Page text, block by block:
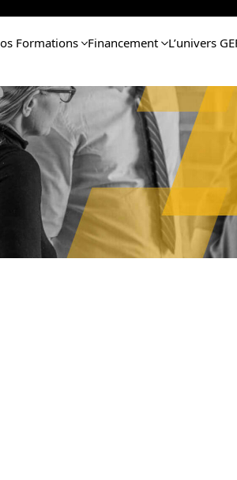
Formations Financement L’univers